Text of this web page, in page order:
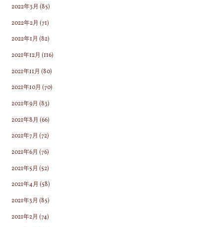
2022年3月 (85)
2022年2月 (71)
2022年1月 (82)
2021年12月 (116)
2021年11月 (80)
2021年10月 (70)
2021年9月 (83)
2021年8月 (66)
2021年7月 (72)
2021年6月 (76)
2021年5月 (52)
2021年4月 (58)
2021年3月 (85)
2021年2月 (74)